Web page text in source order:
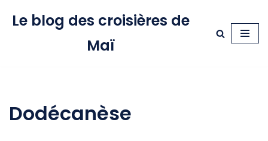
Le blog des croisières de
Maï
Dodécanèse